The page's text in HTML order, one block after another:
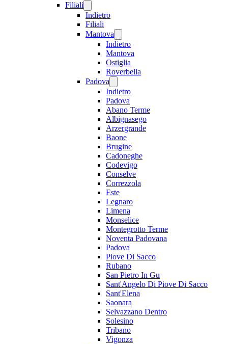
Filiali
Indietro
Filiali
Mantova
Indietro
Mantova
Ostiglia
Roverbella
Padova
Indietro
Padova
Abano Terme
Albignasego
Arzergrande
Baone
Brugine
Cadoneghe
Codevigo
Conselve
Correzzola
Este
Legnaro
Limena
Monselice
Montegrotto Terme
Noventa Padovana
Padova
Piove Di Sacco
Rubano
San Pietro In Gu
Sant'Angelo Di Piove Di Sacco
Sant'Elena
Saonara
Selvazzano Dentro
Solesino
Tribano
Vigonza